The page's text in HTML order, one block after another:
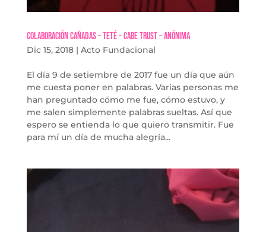
Colaboración Cañadas – Teté – Cabe Trust – Anónima
Dic 15, 2018| Acto Fundacional
El día 9 de setiembre de 2017 fue un día que aún
me cuesta poner en palabras. Varias personas me
han preguntado cómo me fue, cómo estuvo, y
me salen simplemente palabras sueltas. Así que
espero se entienda lo que quiero transmitir. Fue
para mí un día de mucha alegría...